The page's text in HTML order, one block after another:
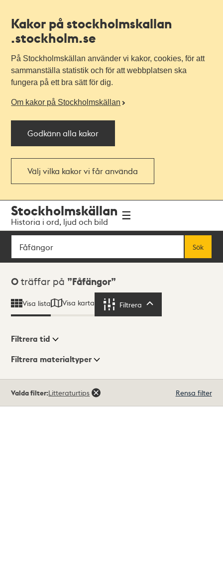
Kakor på stockholmskallan
.stockholm.se
På Stockholmskällan använder vi kakor, cookies, för att
sammanställa statistik och för att webbplatsen ska
fungera på ett bra sätt för dig.
Om kakor på Stockholmskällan
Godkänn alla kakor
Välj vilka kakor vi får använda
navigationen
huvudinnehållet
Stockholmskällan
Historia i ord, ljud och bild
Sök
Sök
Sökresultat
0 träffar på Fåfängor
Visa lista Visa karta Filtrera
Visningsläge
Filtrera tid
Filtrera materialtyper
träffar
Valda filter:Litteraturtips Rensa filter